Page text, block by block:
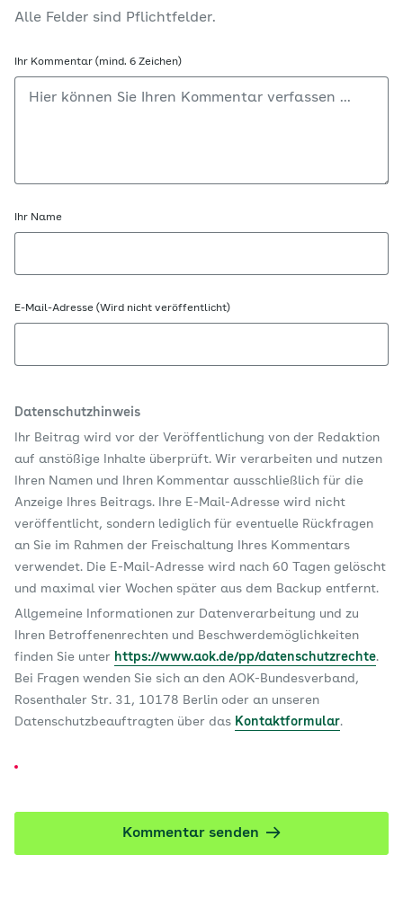
Alle Felder sind Pflichtfelder.
Ihr Kommentar (mind. 6 Zeichen)
Ihr Name
E-Mail-Adresse (Wird nicht veröffentlicht)
Datenschutzhinweis
Ihr Beitrag wird vor der Veröffentlichung von der Redaktion
auf anstößige Inhalte überprüft. Wir verarbeiten und nutzen
Ihren Namen und Ihren Kommentar ausschließlich für die
Anzeige Ihres Beitrags. Ihre E-Mail-Adresse wird nicht
veröffentlicht, sondern lediglich für eventuelle Rückfragen
an Sie im Rahmen der Freischaltung Ihres Kommentars
verwendet. Die E-Mail-Adresse wird nach 60 Tagen gelöscht
und maximal vier Wochen später aus dem Backup entfernt.
Allgemeine Informationen zur Datenverarbeitung und zu
Ihren Betroffenenrechten und Beschwerdemöglichkeiten
finden Sie unter https://www.aok.de/pp/datenschutzrechte.
Bei Fragen wenden Sie sich an den AOK-Bundesverband,
Rosenthaler Str. 31, 10178 Berlin oder an unseren
Datenschutzbeauftragten über das Kontaktformular.
Kommentar senden